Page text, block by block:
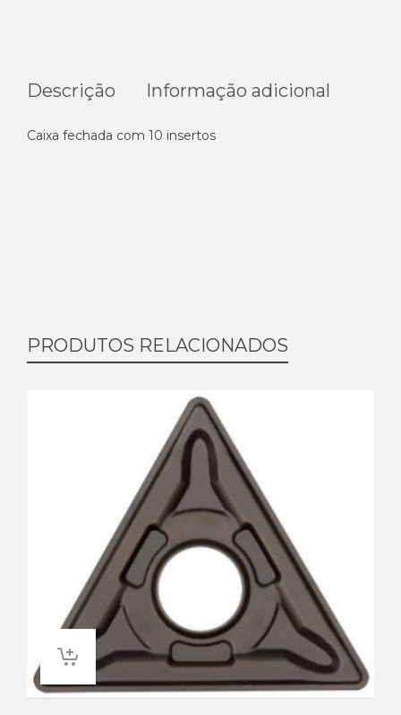
Descrição Informação adicional
Caixa fechada com 10 insertos
PRODUTOS RELACIONADOS